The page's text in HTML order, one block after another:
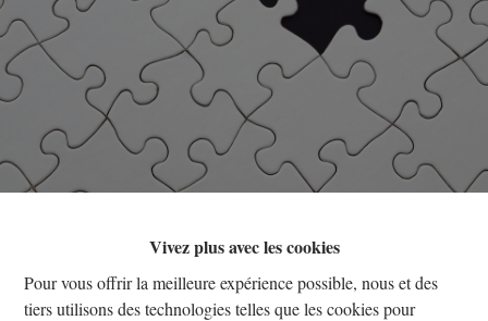
Vivez plus avec les cookies
Pour vous offrir la meilleure expérience possible, nous et des
tiers utilisons des technologies telles que les cookies pour
Oups, cette page n'existe plus